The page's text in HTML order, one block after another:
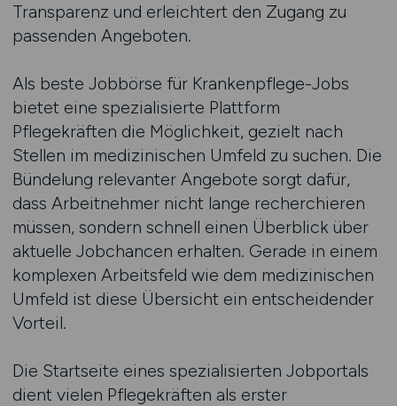
Transparenz und erleichtert den Zugang zu
passenden Angeboten.
Als beste Jobbörse für Krankenpflege-Jobs
bietet eine spezialisierte Plattform
Pflegekräften die Möglichkeit, gezielt nach
Stellen im medizinischen Umfeld zu suchen. Die
Bündelung relevanter Angebote sorgt dafür,
dass Arbeitnehmer nicht lange recherchieren
müssen, sondern schnell einen Überblick über
aktuelle Jobchancen erhalten. Gerade in einem
komplexen Arbeitsfeld wie dem medizinischen
Umfeld ist diese Übersicht ein entscheidender
Vorteil.
Die Startseite eines spezialisierten Jobportals
dient vielen Pflegekräften als erster